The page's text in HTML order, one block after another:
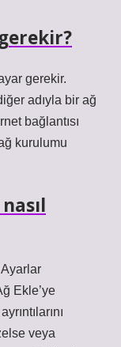
gerekir.
adıyla bir ağ
bağlantısı
kurulumu
Ayarlar
Ekle’ye
veya